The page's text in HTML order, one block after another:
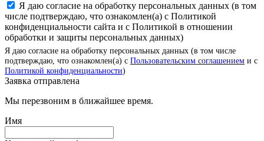
Я даю согласие на обработку персональных данных (в том
числе подтверждаю, что ознакомлен(а) с Политикой
конфиденциальности сайта и с Политикой в отношении
обработки и защиты персональных данных)
Я даю согласие на обработку персональных данных (в том числе
подтверждаю, что ознакомлен(а) с Пользовательским соглашением и с
Политикой конфиденциальности)
Заявка отправлена
Мы перезвоним в ближайшее время.
Имя